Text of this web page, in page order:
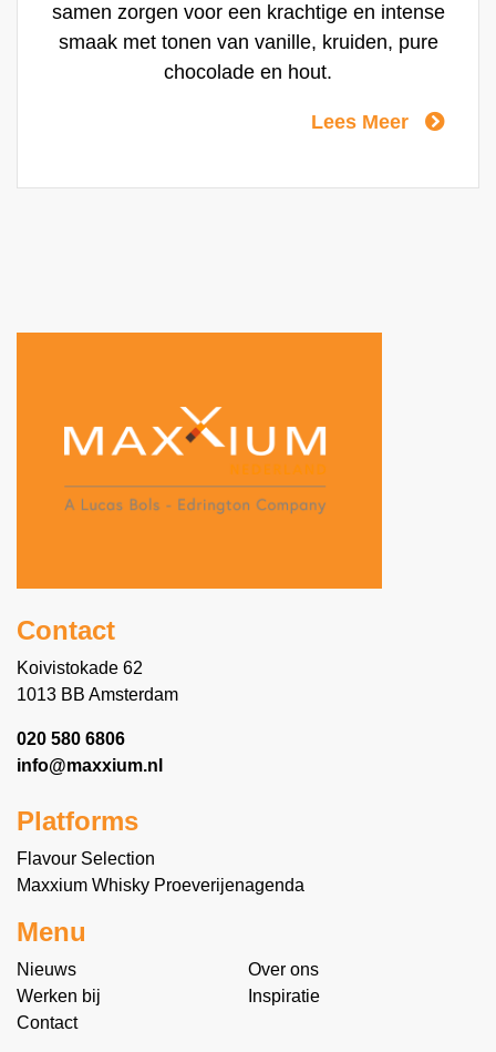
samen zorgen voor een krachtige en intense
smaak met tonen van vanille, kruiden, pure
chocolade en hout.
Lees Meer
Contact
Koivistokade 62
1013 BB Amsterdam
020 580 6806
info@maxxium.nl
Platforms
Flavour Selection
Maxxium Whisky Proeverijenagenda
Menu
Nieuws
Over ons
Werken bij
Inspiratie
Contact